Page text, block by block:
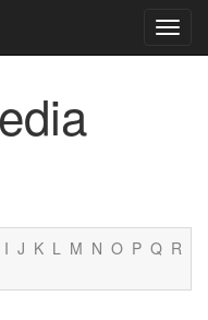
I J K L M N O P Q R